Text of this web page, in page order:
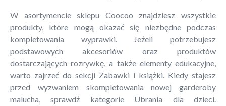
W asortymencie sklepu Coocoo znajdziesz wszystkie
produkty, które mogą okazać się niezbędne podczas
kompletowania wyprawki. Jeżeli potrzebujesz
podstawowych akcesoriów oraz produktów
dostarczających rozrywkę, a także elementy edukacyjne,
warto zajrzeć do sekcji Zabawki i książki. Kiedy stajesz
przed wyzwaniem skompletowania nowej garderoby
malucha, sprawdź kategorie Ubrania dla dzieci.